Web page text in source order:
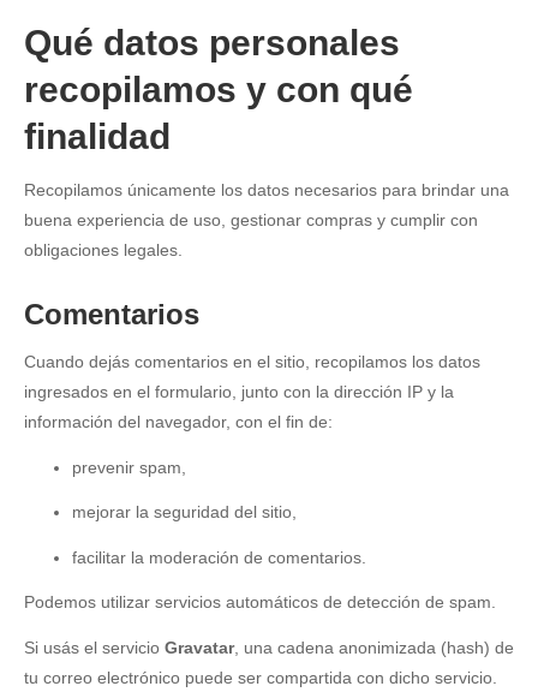
Qué datos personales
recopilamos y con qué
finalidad
Recopilamos únicamente los datos necesarios para brindar una
buena experiencia de uso, gestionar compras y cumplir con
obligaciones legales.
Comentarios
Cuando dejás comentarios en el sitio, recopilamos los datos
ingresados en el formulario, junto con la dirección IP y la
información del navegador, con el fin de:
prevenir spam,
mejorar la seguridad del sitio,
facilitar la moderación de comentarios.
Podemos utilizar servicios automáticos de detección de spam.
Si usás el servicio Gravatar, una cadena anonimizada (hash) de
tu correo electrónico puede ser compartida con dicho servicio.